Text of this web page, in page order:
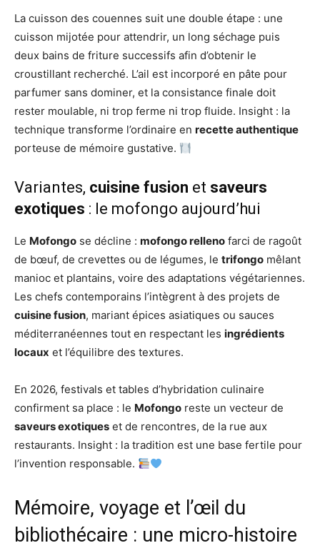
La cuisson des couennes suit une double étape : une
cuisson mijotée pour attendrir, un long séchage puis
deux bains de friture successifs afin d’obtenir le
croustillant recherché. L’ail est incorporé en pâte pour
parfumer sans dominer, et la consistance finale doit
rester moulable, ni trop ferme ni trop fluide. Insight : la
technique transforme l’ordinaire en recette authentique
porteuse de mémoire gustative.
Variantes, cuisine fusion et saveurs
exotiques : le mofongo aujourd’hui
Le Mofongo se décline : mofongo relleno farci de ragoût
de bœuf, de crevettes ou de légumes, le trifongo mêlant
manioc et plantains, voire des adaptations végétariennes.
Les chefs contemporains l’intègrent à des projets de
cuisine fusion, mariant épices asiatiques ou sauces
méditerranéennes tout en respectant les ingrédients
locaux et l’équilibre des textures.
En 2026, festivals et tables d’hybridation culinaire
confirment sa place : le Mofongo reste un vecteur de
saveurs exotiques et de rencontres, de la rue aux
restaurants. Insight : la tradition est une base fertile pour
l’invention responsable.
Mémoire, voyage et l’œil du
bibliothécaire : une micro-histoire